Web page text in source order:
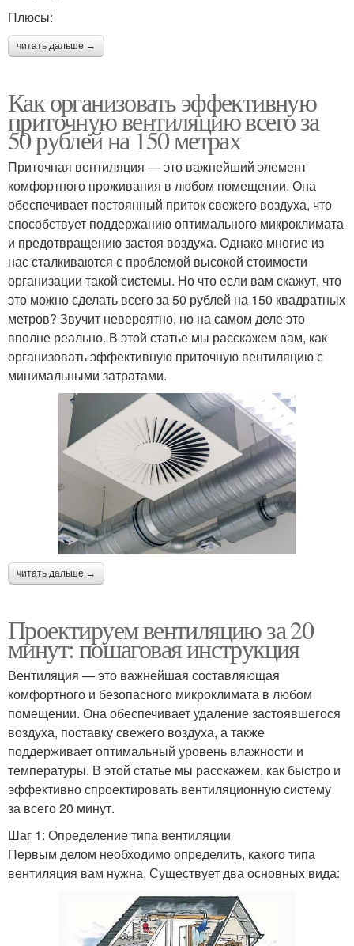
Плюсы:
читать дальше →
Как организовать эффективную
приточную вентиляцию всего за
50 рублей на 150 метрах
Приточная вентиляция — это важнейший элемент
комфортного проживания в любом помещении. Она
обеспечивает постоянный приток свежего воздуха, что
способствует поддержанию оптимального микроклимата
и предотвращению застоя воздуха. Однако многие из
нас сталкиваются с проблемой высокой стоимости
организации такой системы. Но что если вам скажут, что
это можно сделать всего за 50 рублей на 150 квадратных
метров? Звучит невероятно, но на самом деле это
вполне реально. В этой статье мы расскажем вам, как
организовать эффективную приточную вентиляцию с
минимальными затратами.
читать дальше →
Проектируем вентиляцию за 20
минут: пошаговая инструкция
Вентиляция — это важнейшая составляющая
комфортного и безопасного микроклимата в любом
помещении. Она обеспечивает удаление застоявшегося
воздуха, поставку свежего воздуха, а также
поддерживает оптимальный уровень влажности и
температуры. В этой статье мы расскажем, как быстро и
эффективно спроектировать вентиляционную систему
за всего 20 минут.
Шаг 1: Определение типа вентиляции
Первым делом необходимо определить, какого типа
вентиляция вам нужна. Существует два основных вида: